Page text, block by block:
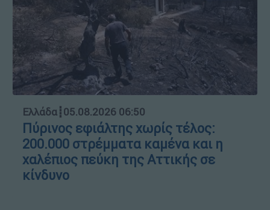
Ελλάδα┋05.08.2026 06:50
Πύρινος εφιάλτης χωρίς τέλος:
200.000 στρέμματα καμένα και η
χαλέπιος πεύκη της Αττικής σε
κίνδυνο